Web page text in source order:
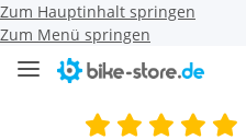
Zum Hauptinhalt springen
Zum Menü springen